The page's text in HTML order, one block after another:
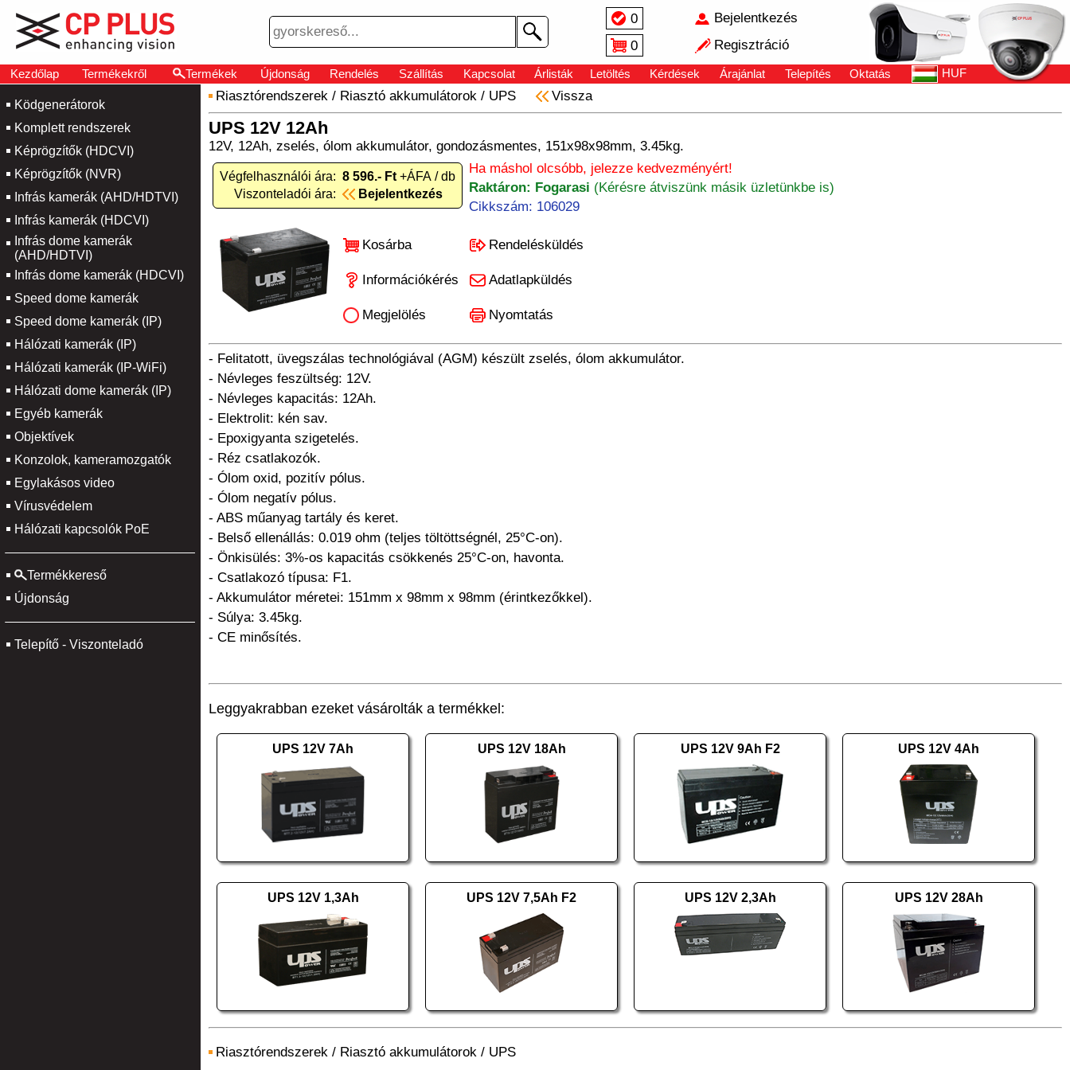
0
0
Bejelentkezés
Regisztráció
Kezdőlap Termékekről Termékek Újdonság Rendelés Szállítás Kapcsolat Árlisták Letöltés Kérdések Árajánlat Telepítés Oktatás HUF
Ködgenerátorok
Komplett rendszerek
Képrögzítők (HDCVI)
Képrögzítők (NVR)
Infrás kamerák (AHD/HDTVI)
Infrás kamerák (HDCVI)
Infrás dome kamerák
(AHD/HDTVI)
Infrás dome kamerák (HDCVI)
Speed dome kamerák
Speed dome kamerák (IP)
Hálózati kamerák (IP)
Hálózati kamerák (IP-WiFi)
Hálózati dome kamerák (IP)
Egyéb kamerák
Objektívek
Konzolok, kameramozgatók
Egylakásos video
Vírusvédelem
Hálózati kapcsolók PoE
Termékkereső
Újdonság
Telepítő - Viszonteladó
Riasztórendszerek / Riasztó akkumulátorok / UPS Vissza
UPS 12V 12Ah
12V, 12Ah, zselés, ólom akkumulátor, gondozásmentes, 151x98x98mm, 3.45kg.
Végfelhasználói ára: 8 596.- Ft +ÁFA / db
Viszonteladói ára:
Bejelentkezés
Ha máshol olcsóbb, jelezze kedvezményért!
Raktáron: Fogarasi (Kérésre átviszünk másik üzletünkbe is)
Cikkszám: 106029
Kosárba Rendelésküldés
Információkérés Adatlapküldés
Megjelölés Nyomtatás
- Felitatott, üvegszálas technológiával (AGM) készült zselés, ólom akkumulátor.
- Névleges feszültség: 12V.
- Névleges kapacitás: 12Ah.
- Elektrolit: kén sav.
- Epoxigyanta szigetelés.
- Réz csatlakozók.
- Ólom oxid, pozitív pólus.
- Ólom negatív pólus.
- ABS műanyag tartály és keret.
- Belső ellenállás: 0.019 ohm (teljes töltöttségnél, 25°C-on).
- Önkisülés: 3%-os kapacitás csökkenés 25°C-on, havonta.
- Csatlakozó típusa: F1.
- Akkumulátor méretei: 151mm x 98mm x 98mm (érintkezőkkel).
- Súlya: 3.45kg.
- CE minősítés.
Leggyakrabban ezeket vásárolták a termékkel:
UPS 12V 7Ah UPS 12V 18Ah UPS 12V 9Ah F2 UPS 12V 4Ah
UPS 12V 1,3Ah UPS 12V 7,5Ah F2 UPS 12V 2,3Ah UPS 12V 28Ah
Riasztórendszerek / Riasztó akkumulátorok / UPS